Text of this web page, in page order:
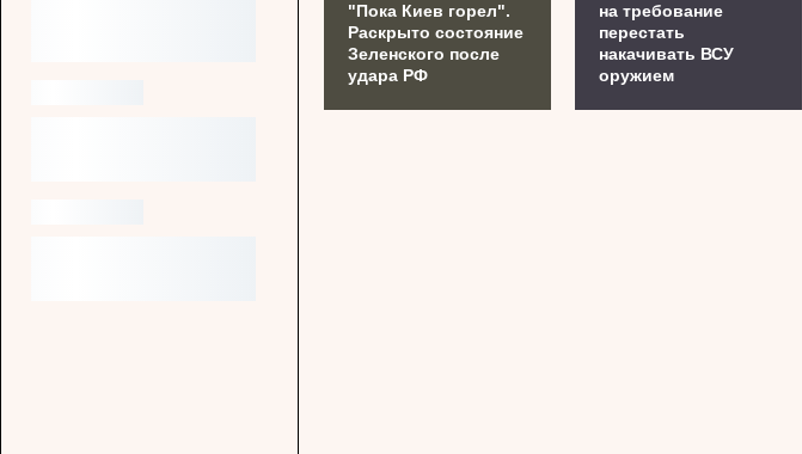
"Пока Киев горел".
Раскрыто состояние
Зеленского после
удара РФ
на требование
перестать
накачивать ВСУ
оружием